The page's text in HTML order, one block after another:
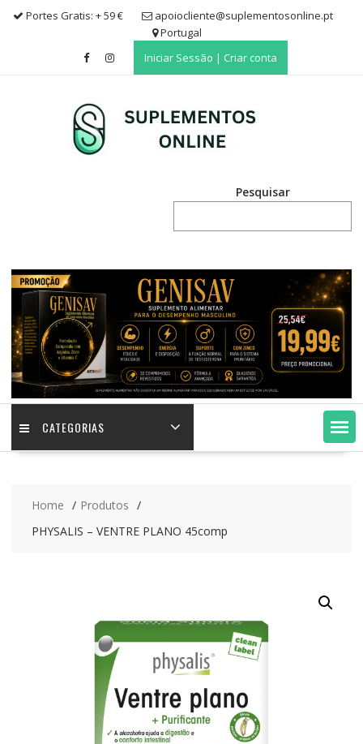
Portes Gratis: + 59 €
apoiocliente@suplementosonline.pt
Portugal
Iniciar Sessão | Criar conta
Pesquisar
CATEGORIAS
Home
Produtos
PHYSALIS – VENTRE PLANO 45comp